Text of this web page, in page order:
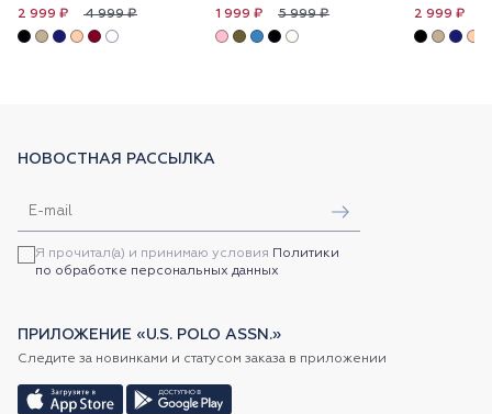
4 999 ₽
2 999 ₽ 5 999 ₽
1 999 ₽ 2 999 ₽
НОВОСТНАЯ РАССЫЛКА
Я прочитал(а) и принимаю условия Политики
по обработке персональных данных
ПРИЛОЖЕНИЕ «U.S. POLO ASSN.»
Следите за новинками и статусом заказа в приложении